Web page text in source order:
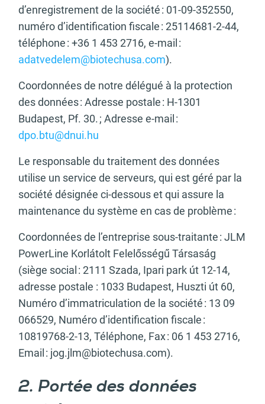
d’enregistrement de la société : 01-09-352550,
numéro d’identification fiscale : 25114681-2-44,
téléphone : +36 1 453 2716, e-mail :
adatvedelem@biotechusa.com).
Coordonnées de notre délégué à la protection
des données : Adresse postale : H-1301
Budapest, Pf. 30. ; Adresse e-mail :
dpo.btu@dnui.hu
Le responsable du traitement des données
utilise un service de serveurs, qui est géré par la
société désignée ci-dessous et qui assure la
maintenance du système en cas de problème :
Coordonnées de l’entreprise sous-traitante : JLM
PowerLine Korlátolt Felelősségű Társaság
(siège social : 2111 Szada, Ipari park út 12-14,
adresse postale : 1033 Budapest, Huszti út 60,
Numéro d’immatriculation de la société : 13 09
066529, Numéro d’identification fiscale :
10819768-2-13, Téléphone, Fax : 06 1 453 2716,
Email : jog.jlm@biotechusa.com).
2. Portée des données